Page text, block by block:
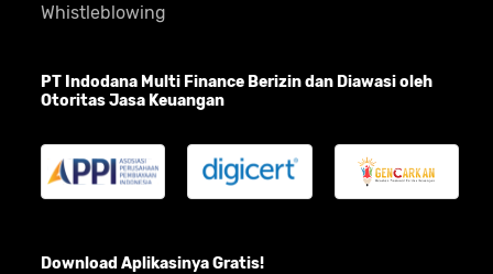
Whistleblowing
PT Indodana Multi Finance Berizin dan Diawasi oleh
Otoritas Jasa Keuangan
Download Aplikasinya Gratis!